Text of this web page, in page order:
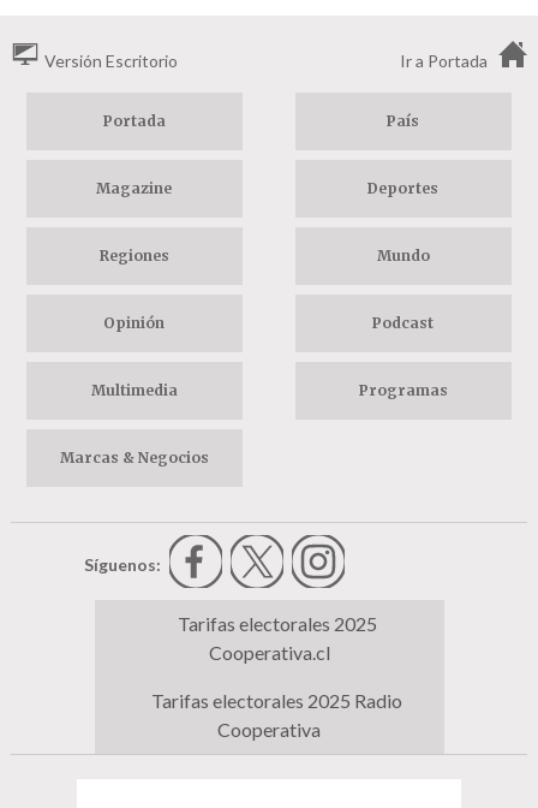
Versión Escritorio Ir a Portada
Portada País
Magazine Deportes
Regiones Mundo
Opinión Podcast
Multimedia Programas
Marcas & Negocios
Síguenos:
Tarifas electorales 2025
Cooperativa.cl
Tarifas electorales 2025 Radio
Cooperativa